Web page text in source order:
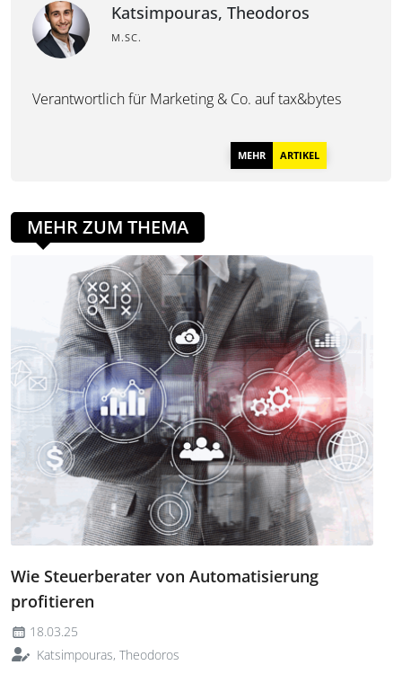
Katsimpouras, Theodoros
M.SC.
Verantwortlich für Marketing & Co. auf tax&bytes
MEHR ARTIKEL
MEHR ZUM THEMA
Wie Steuerberater von Automatisierung
profitieren
18.03.25
Katsimpouras, Theodoros